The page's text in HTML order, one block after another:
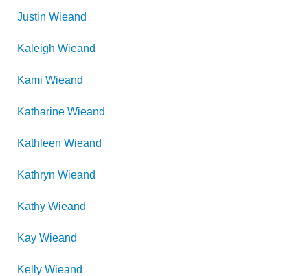
Justin Wieand
Kaleigh Wieand
Kami Wieand
Katharine Wieand
Kathleen Wieand
Kathryn Wieand
Kathy Wieand
Kay Wieand
Kelly Wieand